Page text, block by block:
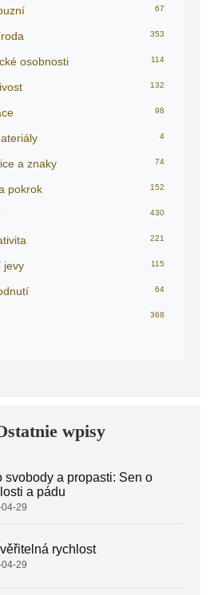
67
353
osobnosti 114
132
98
4
a znaky 74
pokrok 152
430
221
jevy 115
64
368
wpisy
svobody a propasti: Sen o
a pádu
29
rychlost
29